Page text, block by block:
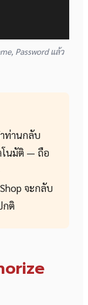
Password แล้ว
ท่านกลับ
โนมัติ — ถือ
จะกลับ
กติ